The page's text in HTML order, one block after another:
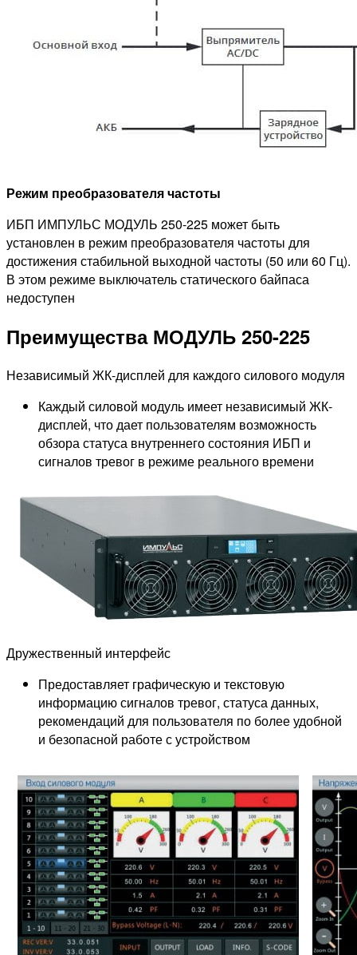
Режим преобразователя частоты
ИБП ИМПУЛЬС МОДУЛЬ 250-225 может быть
установлен в режим преобразователя частоты для
достижения стабильной выходной частоты (50 или 60 Гц).
В этом режиме выключатель статического байпаса
недоступен
Преимущества МОДУЛЬ 250-225
Независимый ЖК-дисплей для каждого силового модуля
Каждый силовой модуль имеет независимый ЖК-
дисплей, что дает пользователям возможность
обзора статуса внутреннего состояния ИБП и
сигналов тревог в режиме реального времени
Дружественный интерфейс
Предоставляет графическую и текстовую
информацию сигналов тревог, статуса данных,
рекомендаций для пользователя по более удобной
и безопасной работе с устройством